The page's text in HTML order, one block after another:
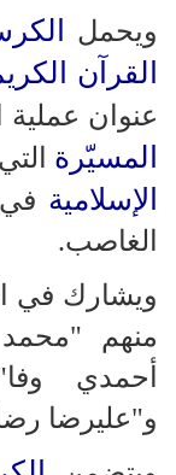
ويحمل
القرآن
عنوان
المسيّرة
الإسلامية
الغاصب.
ويشارك في
منهم
أحمدي
و"عليرضا